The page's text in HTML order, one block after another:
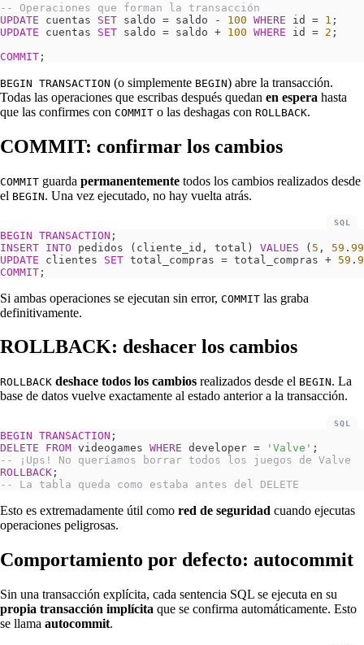
-- Operaciones que forman la transacción
UPDATE cuentas SET saldo = saldo - 100 WHERE id = 1 ;
UPDATE cuentas SET saldo = saldo + 100 WHERE id = 2 ;
COMMIT ;
BEGIN TRANSACTION (o simplemente BEGIN) abre la transacción.
Todas las operaciones que escribas después quedan en espera hasta
que las confirmes con COMMIT o las deshagas con ROLLBACK.
COMMIT: confirmar los cambios
COMMIT guarda permanentemente todos los cambios realizados desde
el BEGIN. Una vez ejecutado, no hay vuelta atrás.
BEGIN TRANSACTION ;
INSERT INTO pedidos (cliente_id, total) VALUES ( 5 , 59 . 99
UPDATE clientes SET total_compras = total_compras + 59 .
COMMIT ;
SQL
Si ambas operaciones se ejecutan sin error, COMMIT las graba
definitivamente.
ROLLBACK: deshacer los cambios
ROLLBACK deshace todos los cambios realizados desde el BEGIN. La
base de datos vuelve exactamente al estado anterior a la transacción.
BEGIN TRANSACTION ;
DELETE FROM videogames WHERE developer = 'Valve' ;
-- ¡Ups! No queríamos borrar todos los juegos de Valve
ROLLBACK ;
-- La tabla queda como estaba antes del DELETE
SQL
Esto es extremadamente útil como red de seguridad cuando ejecutas
operaciones peligrosas.
Comportamiento por defecto: autocommit
Sin una transacción explícita, cada sentencia SQL se ejecuta en su
propia transacción implícita que se confirma automáticamente. Esto
se llama autocommit.